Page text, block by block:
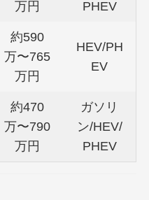
万円
PHEV
約590
万〜765
万円
HEV/PH
EV
約470
万〜790
万円
ガソリ
ン/HEV/
PHEV